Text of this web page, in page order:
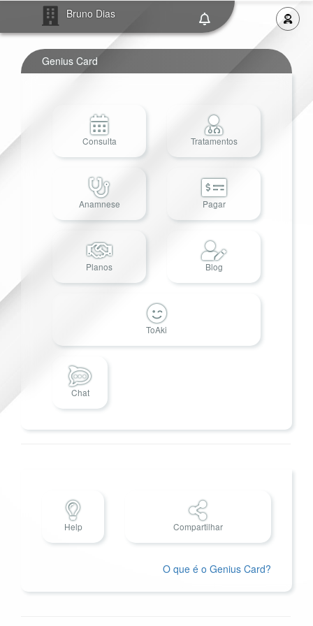
Bruno Dias
Genius Card
Consulta Tratamentos
Anamnese Pagar
Planos Blog
ToAki
Chat
Compartilhar
Help
O que é o Genius Card?